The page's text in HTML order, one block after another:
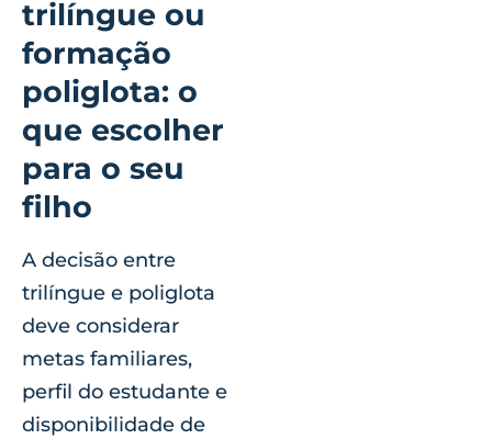
trilíngue ou
formação
poliglota: o
que escolher
para o seu
filho
A decisão entre
trilíngue e poliglota
deve considerar
metas familiares,
perfil do estudante e
disponibilidade de